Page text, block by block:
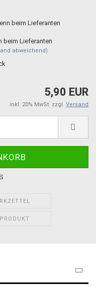
beim Lieferanten
abweichend)
5,90 EUR
inkl. 20% MwSt. zzgl. Versand